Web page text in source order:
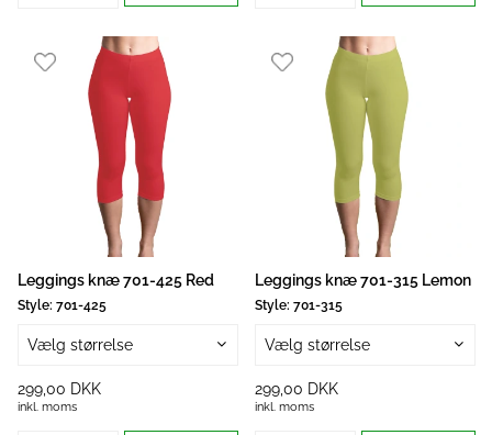
Leggings knæ 701-425 Red
Style: 701-425
Vælg størrelse
299,00 DKK
inkl. moms
Leggings knæ 701-315 Lemon
Style: 701-315
Vælg størrelse
299,00 DKK
inkl. moms